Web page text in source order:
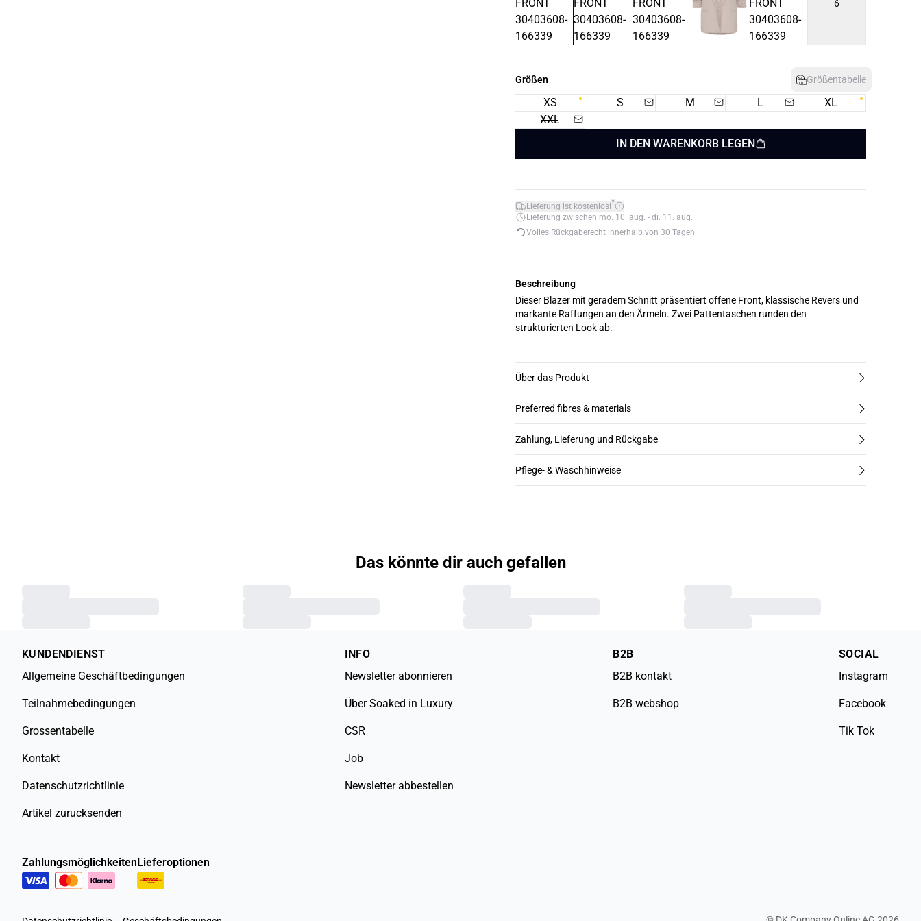
6
Größen Größentabelle
XS S M L
XL
XXL
IN DEN WARENKORB LEGEN
Lieferung ist kostenlos!*
Lieferung zwischen mo. 10. aug. - di. 11. aug.
Volles Rückgaberecht innerhalb von 30 Tagen
Beschreibung
Dieser Blazer mit geradem Schnitt präsentiert offene Front, klassische Revers und
markante Raffungen an den Ärmeln. Zwei Pattentaschen runden den
strukturierten Look ab.
Über das Produkt
Preferred fibres & materials
Zahlung, Lieferung und Rückgabe
Pflege- & Waschhinweise
Das könnte dir auch gefallen
KUNDENDIENST
Allgemeine Geschäftbedingungen
Teilnahmebedingungen
Grossentabelle
Kontakt
Datenschutzrichtlinie
Artikel zurucksenden
INFO
Newsletter abonnieren
Über Soaked in Luxury
CSR
Job
Newsletter abbestellen
B2B
B2B kontakt
B2B webshop
SOCIAL
Instagram
Facebook
Tik Tok
ZahlungsmöglichkeitenLieferoptionen